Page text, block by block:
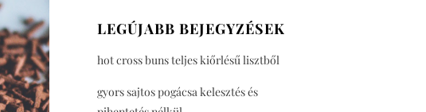
LEGÚJABB BEJEGYZÉSEK
hot cross buns teljes kiőrlésű lisztből
gyors sajtos pogácsa kelesztés és